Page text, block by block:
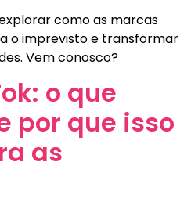
como as marcas
o imprevisto e transformar
Vem conosco?
o que
por que isso
as